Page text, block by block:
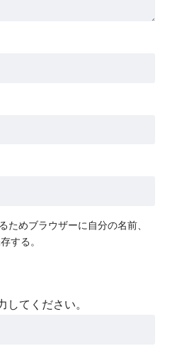
ためブラウザーに自分の名前、
する。
してください。